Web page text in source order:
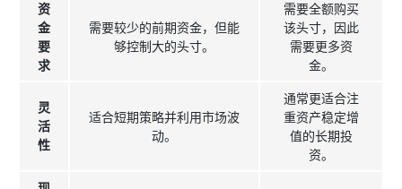
资
金
要
求
需要较少的前期资金，但能
够控制大的头寸。
需要全额购买
该头寸，因此
需要更多资
金。
灵
活
性
适合短期策略并利用市场波
动。
通常更适合注
重资产稳定增
值的长期投
资。